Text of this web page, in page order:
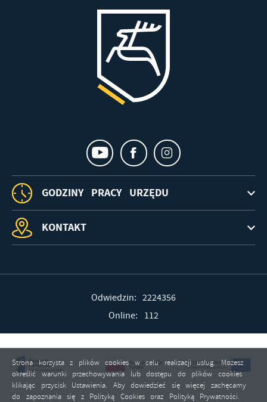
GODZINY PRACY URZĘDU
KONTAKT
Odwiedzin: 2224356
Online: 112
Strona korzysta z plików cookies w celu realizacji usług. Możesz
określić warunki przechowywania lub dostępu do plików cookies
klikając przycisk Ustawienia. Aby dowiedzieć się więcej zachęcamy
do zapoznania się z Polityką Cookies oraz Polityką Prywatności.